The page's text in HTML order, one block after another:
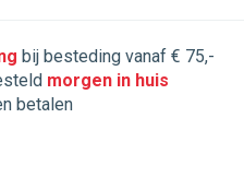
bij besteding vanaf € 75,-
morgen in huis
betalen